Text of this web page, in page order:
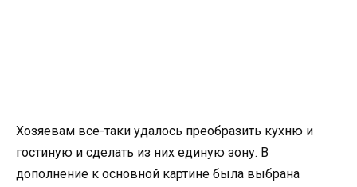
Хозяевам все-таки удалось преобразить кухню и
гостиную и сделать из них единую зону. В
дополнение к основной картине была выбрана